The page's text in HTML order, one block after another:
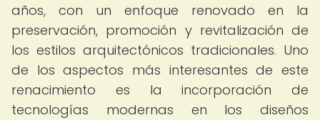
años, con un enfoque renovado en la
preservación, promoción y revitalización de
los estilos arquitectónicos tradicionales. Uno
de los aspectos más interesantes de este
renacimiento es la incorporación de
tecnologías modernas en los diseños